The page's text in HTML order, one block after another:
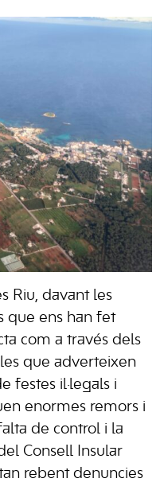
Riu, davant les
que ens han fet
com a través dels
que adverteixen
festes il·legals i
enormes remors i
de control i la
Consell Insular
rebent denuncies